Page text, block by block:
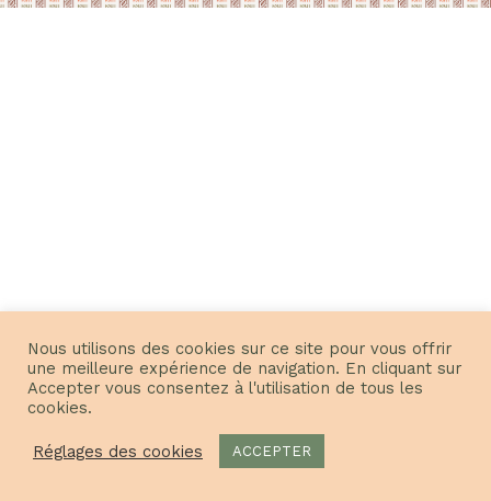
Nous utilisons des cookies sur ce site pour vous offrir
une meilleure expérience de navigation. En cliquant sur
Accepter vous consentez à l'utilisation de tous les
cookies.
Réglages des cookies ACCEPTER